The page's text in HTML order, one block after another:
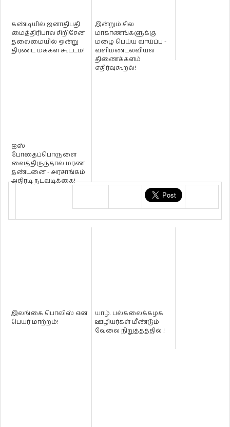
கண்டியில் ஜனாதிபதி
மைத்திரிபால சிறிசேன
தலைமையில் ஒன்று
திரண்ட மக்கள் கூட்டம்!
இன்றும் சில
மாகாணங்களுக்கு
மழை பெய்ய வாய்ப்பு -
வளிமண்டலவியல்
திணைக்களம்
எதிர்வுகூறல்!
ஐஸ்
போதைப்பொருளை
வைத்திருந்தால் மரண
தண்டனை - அரசாங்கம்
அதிரடி நடவடிக்கை!
இலங்கை பொலிஸ் என
பெயர் மாற்றம்!
யாழ். பல்கலைக்கழக
ஊழியர்கள் மீண்டும்
வேலை நிறுத்தத்தில் !